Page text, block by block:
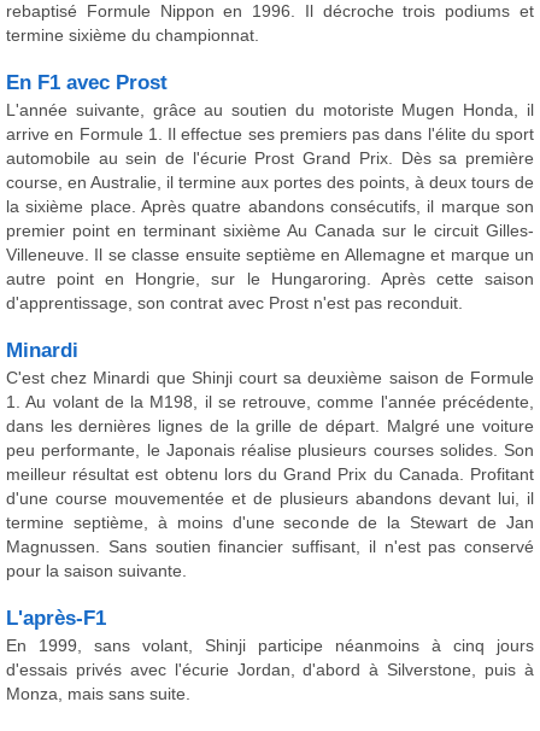
rebaptisé Formule Nippon en 1996. Il décroche trois podiums et
termine sixième du championnat.
En F1 avec Prost
L'année suivante, grâce au soutien du motoriste Mugen Honda, il
arrive en Formule 1. Il effectue ses premiers pas dans l'élite du sport
automobile au sein de l'écurie Prost Grand Prix. Dès sa première
course, en Australie, il termine aux portes des points, à deux tours de
la sixième place. Après quatre abandons consécutifs, il marque son
premier point en terminant sixième Au Canada sur le circuit Gilles-
Villeneuve. Il se classe ensuite septième en Allemagne et marque un
autre point en Hongrie, sur le Hungaroring. Après cette saison
d'apprentissage, son contrat avec Prost n'est pas reconduit.
Minardi
C'est chez Minardi que Shinji court sa deuxième saison de Formule
1. Au volant de la M198, il se retrouve, comme l'année précédente,
dans les dernières lignes de la grille de départ. Malgré une voiture
peu performante, le Japonais réalise plusieurs courses solides. Son
meilleur résultat est obtenu lors du Grand Prix du Canada. Profitant
d'une course mouvementée et de plusieurs abandons devant lui, il
termine septième, à moins d'une seconde de la Stewart de Jan
Magnussen. Sans soutien financier suffisant, il n'est pas conservé
pour la saison suivante.
L'après-F1
En 1999, sans volant, Shinji participe néanmoins à cinq jours
d'essais privés avec l'écurie Jordan, d'abord à Silverstone, puis à
Monza, mais sans suite.